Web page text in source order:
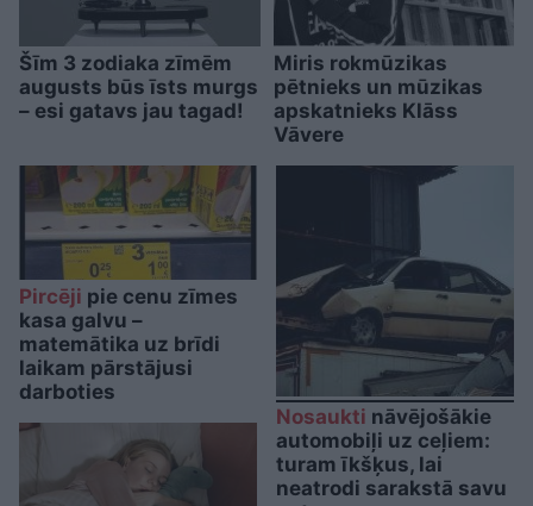
Šīm 3 zodiaka zīmēm
augusts būs īsts murgs
– esi gatavs jau tagad!
Miris rokmūzikas
pētnieks un mūzikas
apskatnieks Klāss
Vāvere
Pircēji pie cenu zīmes
kasa galvu –
matemātika uz brīdi
laikam pārstājusi
darboties
Nosaukti nāvējošākie
automobiļi uz ceļiem:
turam īkšķus, lai
neatrodi sarakstā savu